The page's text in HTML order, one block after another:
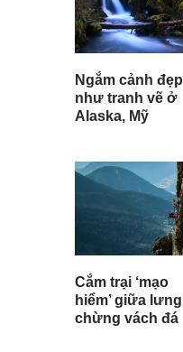
Ngắm cảnh đẹp
như tranh vẽ ở
Alaska, Mỹ
Cắm trại ‘mạo
hiểm’ giữa lưng
chừng vách đá